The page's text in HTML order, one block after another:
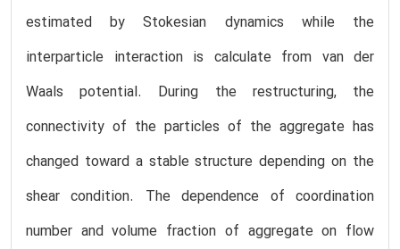
estimated by Stokesian dynamics while the
interparticle interaction is calculate from van der
Waals potential. During the restructuring, the
connectivity of the particles of the aggregate has
changed toward a stable structure depending on the
shear condition. The dependence of coordination
number and volume fraction of aggregate on flow